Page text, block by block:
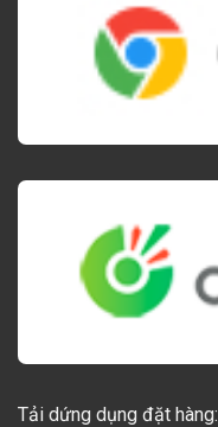
Tải dứng dụng đặt hàng: